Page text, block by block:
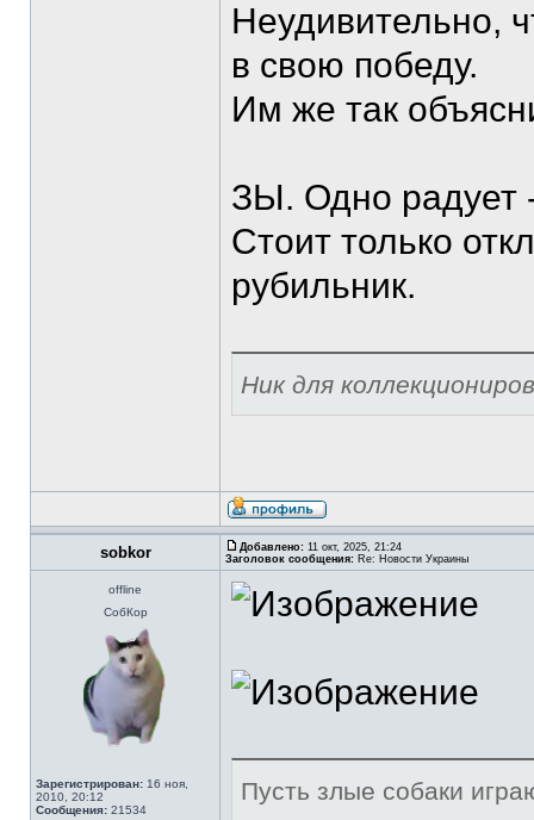
Неудивительно,
в свою победу.
Им же так
ЗЫ. Одно радует
Стоит только
рубильник.
Ник для
sobkor Добавлено: 11 окт, 2025, 21:24
Заголовок сообщения: Re: Новости Украины
offline
СобКор
Зарегистрирован: 16 ноя,
2010, 20:12
Сообщения: 21534
Пусть злые собаки